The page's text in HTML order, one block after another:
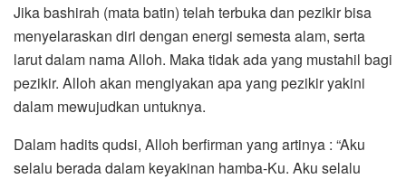
Jika bashirah (mata batin) telah terbuka dan pezikir bisa
menyelaraskan diri dengan energi semesta alam, serta
larut dalam nama Alloh. Maka tidak ada yang mustahil bagi
pezikir. Alloh akan mengiyakan apa yang pezikir yakini
dalam mewujudkan untuknya.
Dalam hadits qudsi, Alloh berfirman yang artinya : “Aku
selalu berada dalam keyakinan hamba-Ku. Aku selalu